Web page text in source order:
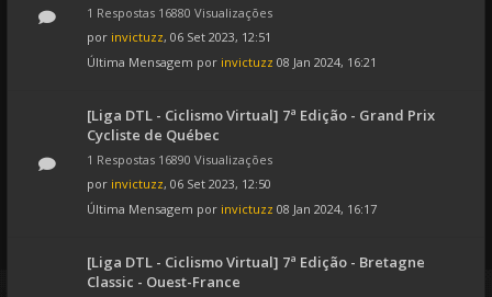
1 Respostas 16880 Visualizações
por invictuzz, 06 Set 2023, 12:51
Última Mensagem por invictuzz 08 Jan 2024, 16:21
[Liga DTL - Ciclismo Virtual] 7ª Edição - Grand Prix
Cycliste de Québec
1 Respostas 16890 Visualizações
por invictuzz, 06 Set 2023, 12:50
Última Mensagem por invictuzz 08 Jan 2024, 16:17
[Liga DTL - Ciclismo Virtual] 7ª Edição - Bretagne
Classic - Ouest-France